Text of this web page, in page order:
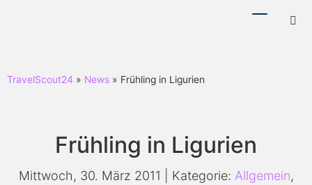
TravelScout24 » News » Frühling in Ligurien
Frühling in Ligurien
Mittwoch, 30. März 2011 | Kategorie: Allgemein,